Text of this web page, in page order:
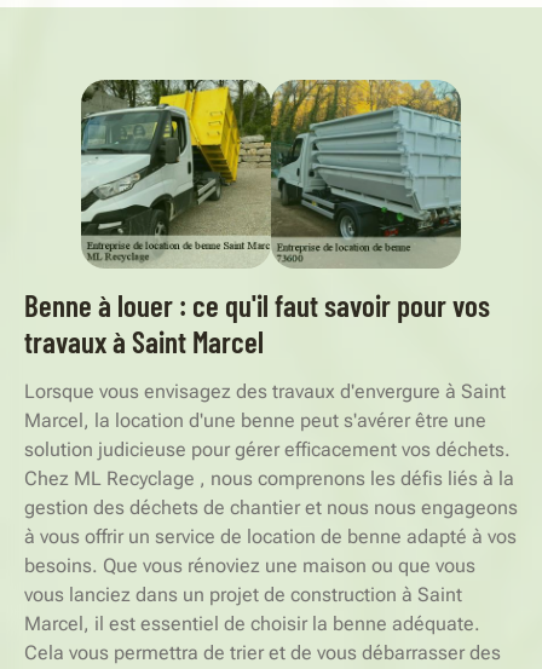
Benne à louer : ce qu'il faut savoir pour vos
travaux à Saint Marcel
Lorsque vous envisagez des travaux d'envergure à Saint
Marcel, la location d'une benne peut s'avérer être une
solution judicieuse pour gérer efficacement vos déchets.
Chez ML Recyclage , nous comprenons les défis liés à la
gestion des déchets de chantier et nous nous engageons
à vous offrir un service de location de benne adapté à vos
besoins. Que vous rénoviez une maison ou que vous
vous lanciez dans un projet de construction à Saint
Marcel, il est essentiel de choisir la benne adéquate.
Cela vous permettra de trier et de vous débarrasser des